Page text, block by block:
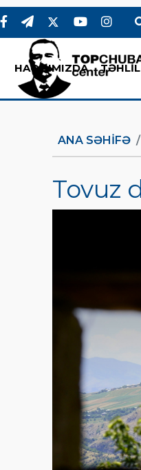
HAQQIMIZDA TƏHLİL
ANA SƏHIFƏ
Tovuz